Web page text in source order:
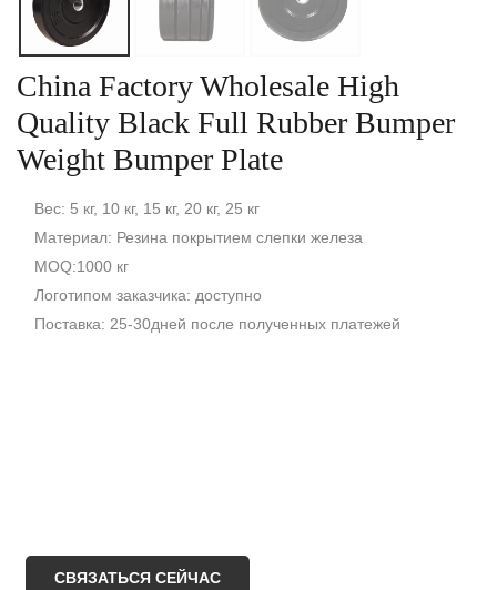
China Factory Wholesale High
Quality Black Full Rubber Bumper
Weight Bumper Plate
Вес: 5 кг, 10 кг, 15 кг, 20 кг, 25 кг
Материал: Резина покрытием слепки железа
MOQ:1000 кг
Логотипом заказчика: доступно
Поставка: 25-30дней после полученных платежей
СВЯЗАТЬСЯ СЕЙЧАС